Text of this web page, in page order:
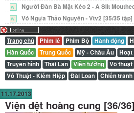
W Người Đàn Bà Mặt Kéo 2 - A Slit
W Vó Ngựa Thảo Nguyên - Vtv2 [35/35 tập]
Trang chủ Phim lẻ Phim Bộ Hành động
Hàn Quốc
Trung Quốc Mỹ - Châu Âu Hoạt
Truyền hình
Thái Lan Viễn tưởng Võ thuật
Võ Thuật - Kiếm Hiệp
Đài Loan Chiến tranh
11.17.2013
Viện dệt hoàng cung [36/